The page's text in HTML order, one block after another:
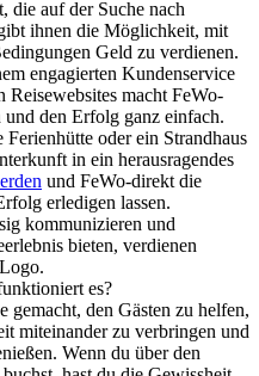
die auf der Suche nach
ihnen die Möglichkeit, mit
Geld zu verdienen.
engagierten Kundenservice
Reisewebsites macht FeWo-
den Erfolg ganz einfach.
oder ein Strandhaus
in ein herausragendes
und FeWo-direkt die
erledigen lassen.
kommunizieren und
bieten, verdienen
es?
gemacht, den Gästen zu helfen,
miteinander zu verbringen und
Wenn du über den